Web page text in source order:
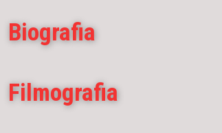
Biografia
Filmografia